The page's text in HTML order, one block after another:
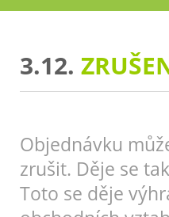
3.12.
Objednávku
zrušit. Děje se
Toto se děje